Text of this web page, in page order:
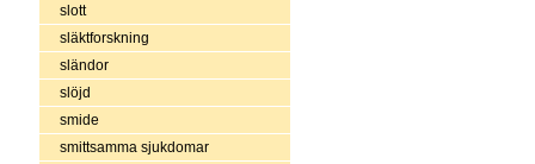
slott
släktforskning
sländor
slöjd
smide
smittsamma sjukdomar